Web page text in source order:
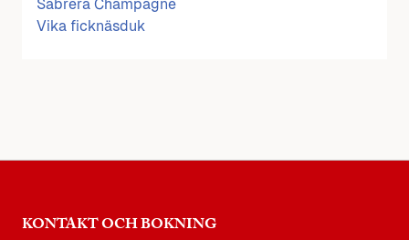
Sabrera Champagne
Vika ficknäsduk
KONTAKT OCH BOKNING